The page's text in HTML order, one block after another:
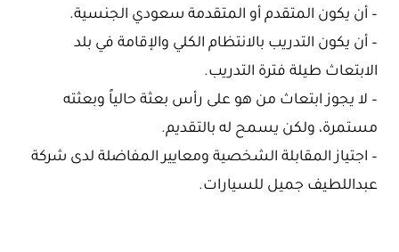
– أن يكون المتقدم أو المتقدمة سعودي الجنسية.
– أن يكون التدريب بالانتظام الكلي والإقامة في بلد
الابتعاث طيلة فترة التدريب.
– لا يجوز ابتعاث من هو على رأس بعثة حالياً وبعثته
مستمرة، ولكن يسمح له بالتقديم.
– اجتياز المقابلة الشخصية ومعايير المفاضلة لدى شركة
عبداللطيف جميل للسيارات.